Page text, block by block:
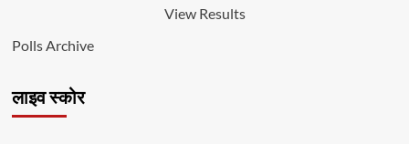
View Results
Polls Archive
लाइव स्कोर